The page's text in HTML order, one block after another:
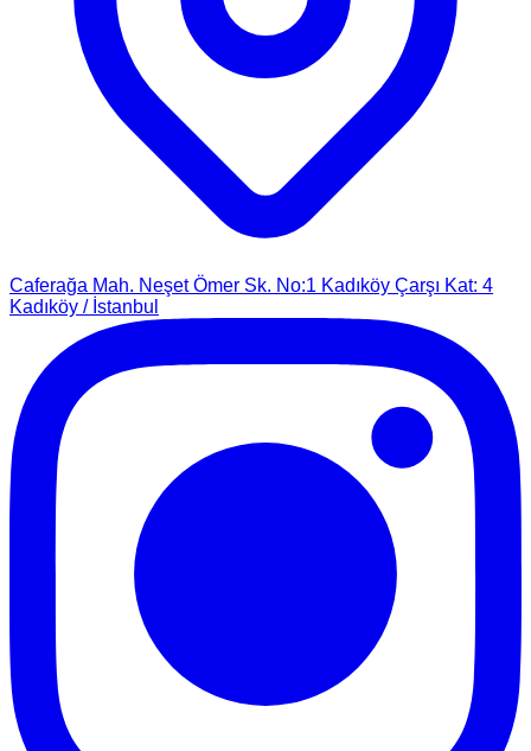
Caferağa Mah. Neşet Ömer Sk. No:1 Kadıköy Çarşı Kat: 4
Kadıköy / İstanbul